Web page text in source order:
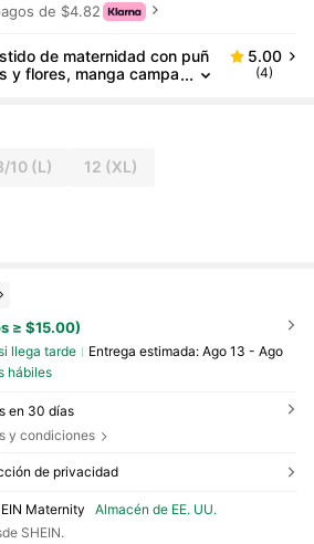
de $4.82
de maternidad con puñ
y flores, manga campa
5.00
(4)
10(L) 12 (XL)
≥ $15.00)
llega tarde Entrega estimada: Ago 13 - Ago
hábiles
en 30 días
y condiciones
de privacidad
Maternity
Almacén de EE. UU.
SHEIN.